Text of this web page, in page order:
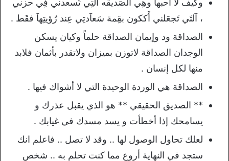
، آلتَي تَجعَلني أَككون بقِمة سَعآدتِي عِند رُؤيتِهآ فقَط .
الصداقة ود وإيمان الصداقة حلماً وكيان يسكن
الوجدان الصداقة لاتوزن بميزان ولاتقدر بأثمان فلابد
منها لكل إنسان .
الصداقة هي الوردة الوحيدة التي لا أشواك فيها .
** الصديق الحقيقي ** هو الذي يقبل عذرك و
يسامحك إذا أخطأت و يسد مسدك في غيابك .
لعلك تحاول الوصول لها .. وقد لا تصل .. فاعلم انك
ستجد في النهاية أروع مما كنت تحلم به .. شخص